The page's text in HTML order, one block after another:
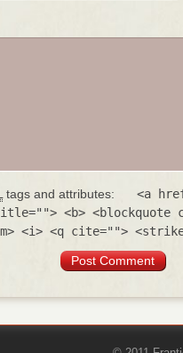
tags and attributes:
<a
<b> <blockquote
<i> <q cite="">